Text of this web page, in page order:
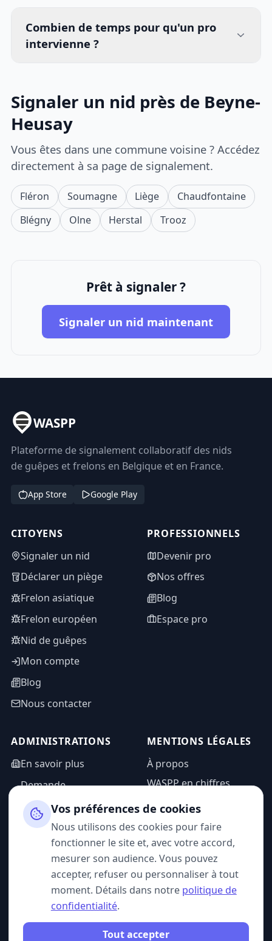
Combien de temps pour qu'un pro
intervienne ?
Signaler un nid près de Beyne-
Heusay
Vous êtes dans une commune voisine ? Accédez
directement à sa page de signalement.
Fléron Soumagne Liège
Chaudfontaine
Blégny
Olne Herstal Trooz
Prêt à signaler ?
Signaler un nid maintenant
WASPP
Plateforme de signalement collaboratif des nids
de guêpes et frelons en Belgique et en France.
App Store Google Play
CITOYENS
Signaler un nid
Déclarer un piège
Frelon asiatique
Frelon européen
Nid de guêpes
Mon compte
Blog
Nous contacter
PROFESSIONNELS
Devenir pro
Nos offres
Blog
Espace pro
ADMINISTRATIONS
En savoir plus
Demande
d'information
Espace admin
MENTIONS LÉGALES
À propos
WASPP en chiffres
Mentions légales
Politique de
confidentialité
CGU
SUIVEZ-NOUS
Vos préférences de cookies
Nous utilisons des cookies pour faire
fonctionner le site et, avec votre accord,
mesurer son audience. Vous pouvez
accepter, refuser ou personnaliser à tout
moment. Détails dans notre politique de
confidentialité.
Tout accepter